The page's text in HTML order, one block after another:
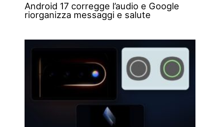
Android 17 corregge l’audio e Google
riorganizza messaggi e salute